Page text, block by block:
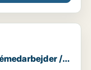
/
/